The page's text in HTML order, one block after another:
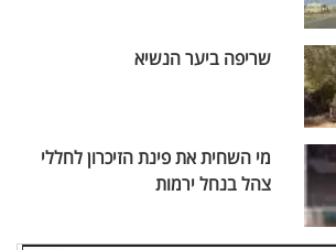
שריפה ביער הנשיא
מי השחית את פינת הזיכרון לחללי
צהל בנחל ירמות